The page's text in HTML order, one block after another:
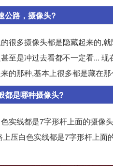
公路，摄像头?
很多摄像头都是隐藏起来的,
至是冲过去看都不一定看...
的那种,基本上很多都是藏在
都是哪种摄像头?
实线都是7字形杆上面的摄像
压白色实线都是7字形杆上